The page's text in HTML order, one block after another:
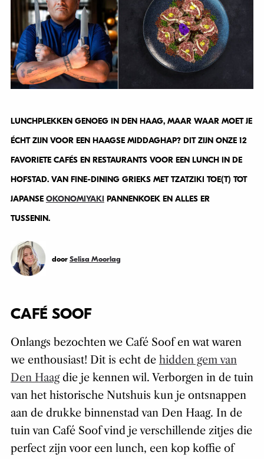
LUNCHPLEKKEN GENOEG IN DEN HAAG, MAAR WAAR MOET JE
ÉCHT ZIJN VOOR EEN HAAGSE MIDDAGHAP? DIT ZIJN ONZE 12
FAVORIETE CAFÉS EN RESTAURANTS VOOR EEN LUNCH IN DE
HOFSTAD. VAN FINE-DINING GRIEKS MET TZATZIKI TOE(T) TOT
JAPANSE OKONOMIYAKI PANNENKOEK EN ALLES ER
TUSSENIN.
door Selisa Moorlag
CAFÉ SOOF
Onlangs bezochten we Café Soof en wat waren
we enthousiast! Dit is echt de hidden gem van
Den Haagdie je kennen wil. Verborgen in de tuin
van het historische Nutshuis kun je ontsnappen
aan de drukke binnenstad van Den Haag. In de
tuin van Café Soof vind je verschillende zitjes die
perfect zijn voor een lunch, een kop koffie of